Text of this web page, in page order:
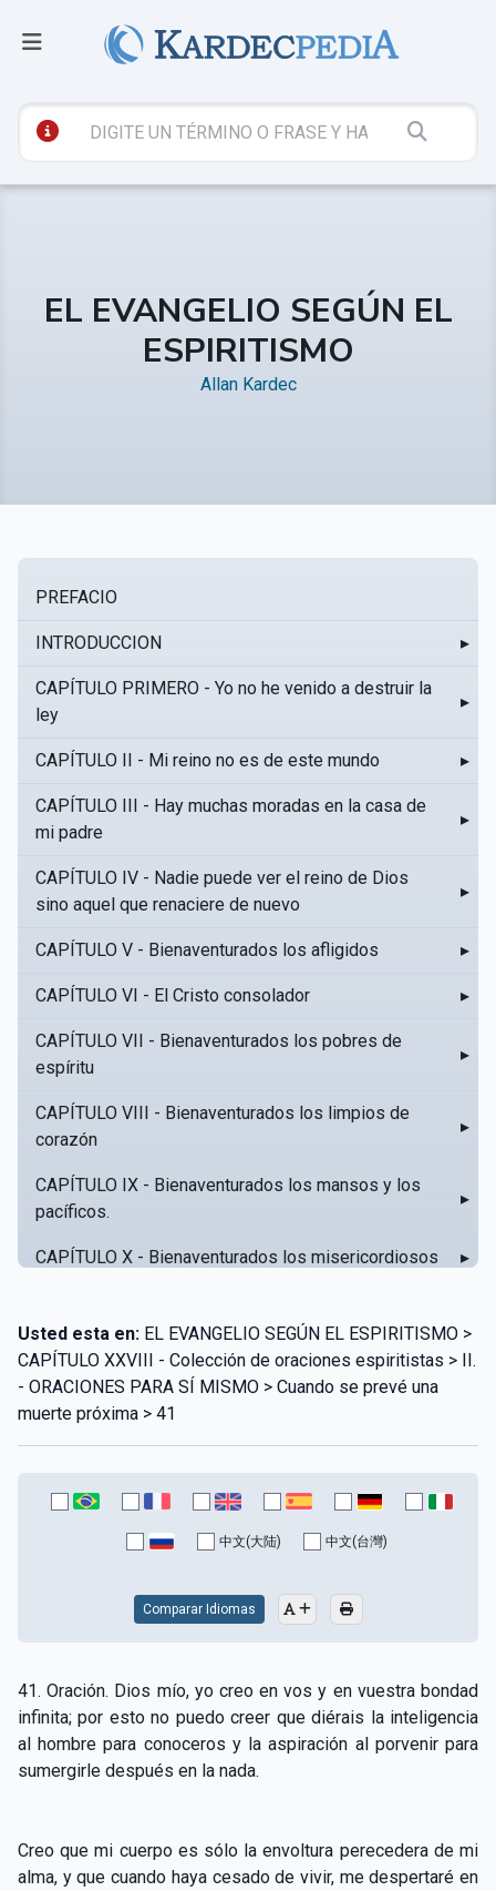
EL EVANGELIO SEGÚN EL
ESPIRITISMO
Allan Kardec
PREFACIO
INTRODUCCION ▸
CAPÍTULO PRIMERO - Yo no he venido a destruir la
ley
▸
CAPÍTULO II - Mi reino no es de este mundo ▸
CAPÍTULO III - Hay muchas moradas en la casa de
mi padre
▸
CAPÍTULO IV - Nadie puede ver el reino de Dios
sino aquel que renaciere de nuevo
▸
CAPÍTULO V - Bienaventurados los afligidos ▸
CAPÍTULO VI - El Cristo consolador ▸
CAPÍTULO VII - Bienaventurados los pobres de
espíritu
▸
CAPÍTULO VIII - Bienaventurados los limpios de
corazón
▸
CAPÍTULO IX - Bienaventurados los mansos y los
pacíficos.
▸
CAPÍTULO X - Bienaventurados los misericordiosos ▸
CAPÍTULO XII - Amad a vuestros enemigos
CAPÍTULO XIII - No sepa tu izquierda lo que hace tu
derecha
CAPÍTULO XV - Sin caridad no hay salvación
CAPÍTULO XVI - No se puede servir a Dios y a las
CAPÍTULO XVII - Sed perfectos
los escogidos
▸
CAPÍTULO XIX - La fe transporta las montañas ▸
profetas
▸
Usted esta en: EL EVANGELIO SEGÚN EL ESPIRITISMO >
CAPÍTULO XXVIII - Colección de oraciones espiritistas > II.
- ORACIONES PARA SÍ MISMO > Cuando se prevé una
muerte próxima > 41
中文(大陆) 中文(台灣)
Comparar Idiomas
41. Oración. Dios mío, yo creo en vos y en vuestra bondad
infinita; por esto no puedo creer que diérais la inteligencia
al hombre para conoceros y la aspiración al porvenir para
sumergirle después en la nada.
Creo que mi cuerpo es sólo la envoltura perecedera de mi
alma, y que cuando haya cesado de vivir, me despertaré en